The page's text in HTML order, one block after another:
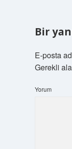
Bir
E-posta
Gerekli
Yorum